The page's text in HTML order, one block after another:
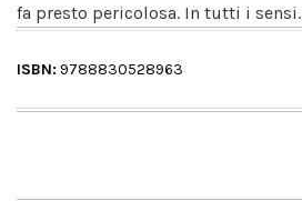
fa presto pericolosa. In tutti i sensi.
ISBN: 9788830528963